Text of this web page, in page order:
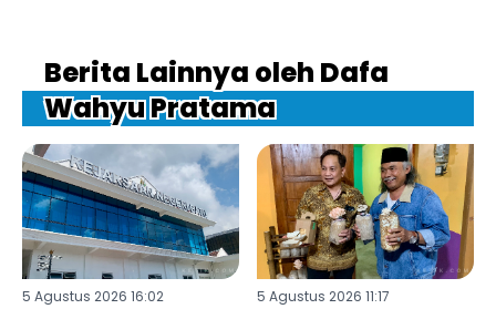
Berita Lainnya oleh Dafa
Wahyu Pratama
5 Agustus 2026 16:02 5 Agustus 2026 11:17